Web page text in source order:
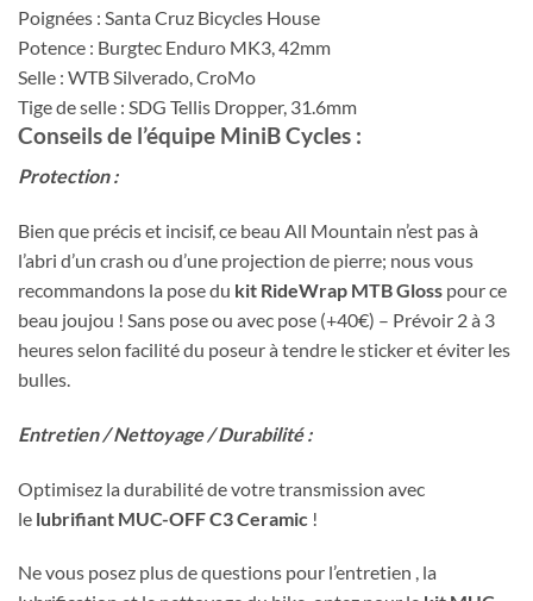
Poignées : Santa Cruz Bicycles House
Potence : Burgtec Enduro MK3, 42mm
Selle : WTB Silverado, CroMo
Tige de selle : SDG Tellis Dropper, 31.6mm
Conseils de l’équipe MiniB Cycles :
Protection :
Bien que précis et incisif, ce beau All Mountain n’est pas à
l’abri d’un crash ou d’une projection de pierre; nous vous
recommandons la pose du kit RideWrap MTB Gloss pour ce
beau joujou ! Sans pose ou avec pose (+40€) – Prévoir 2 à 3
heures selon facilité du poseur à tendre le sticker et éviter les
bulles.
Entretien / Nettoyage / Durabilité :
Optimisez la durabilité de votre transmission avec
le lubrifiant MUC-OFF C3 Ceramic !
Ne vous posez plus de questions pour l’entretien , la